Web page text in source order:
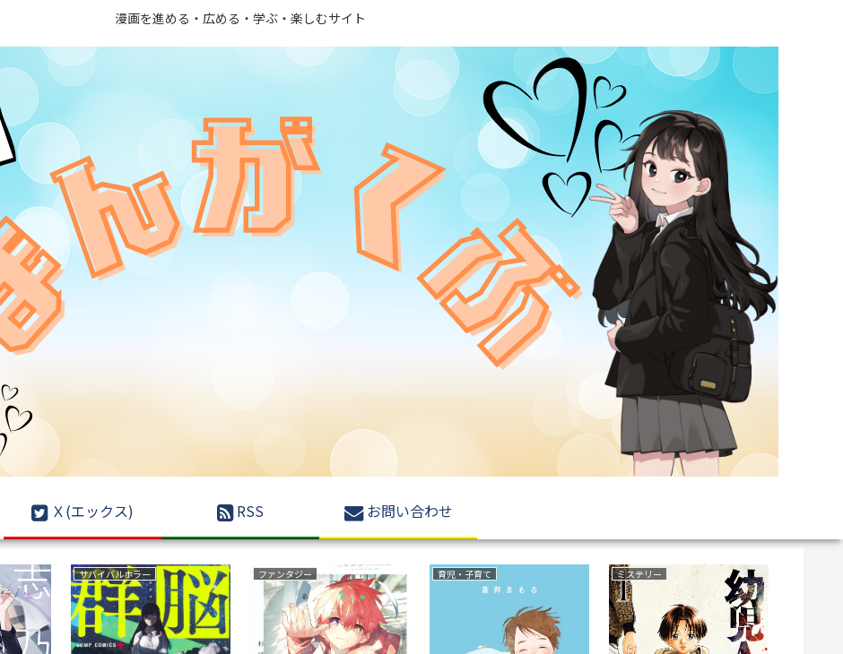
漫画を進める・広める・学ぶ・楽しむサイト
Ｘ(エックス) RSS お問い合わせ
ファンタジー ラブコメ 野球 復讐